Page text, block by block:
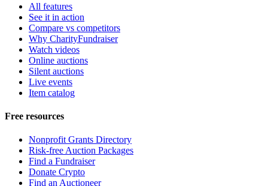
All features
See it in action
Compare vs competitors
Why CharityFundraiser
Watch videos
Online auctions
Silent auctions
Live events
Item catalog
Free resources
Nonprofit Grants Directory
Risk-free Auction Packages
Find a Fundraiser
Donate Crypto
Find an Auctioneer